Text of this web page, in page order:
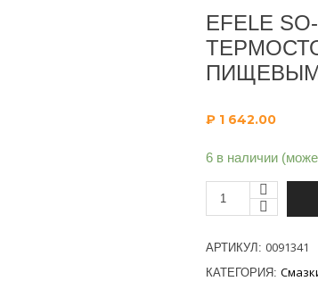
EFELE
₽ 1 642.00
6 в наличии
АРТИКУЛ: 0091341
КАТЕГОРИЯ: